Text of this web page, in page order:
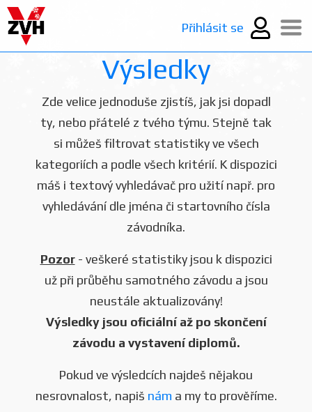
Přihlásit se
Výsledky
Zde velice jednoduše zjistíš, jak jsi dopadl
ty, nebo přátelé z tvého týmu. Stejně tak
si můžeš filtrovat statistiky ve všech
kategoriích a podle všech kritérií. K dispozici
máš i textový vyhledávač pro užití např. pro
vyhledávání dle jména či startovního čísla
závodníka.
Pozor- veškeré statistiky jsou k dispozici
už při průběhu samotného závodu a jsou
neustále aktualizovány!
Výsledky jsou oficiální až po skončení
závodu a vystavení diplomů.
Pokud ve výsledcích najdeš nějakou
nesrovnalost, napiš nám a my to prověříme.